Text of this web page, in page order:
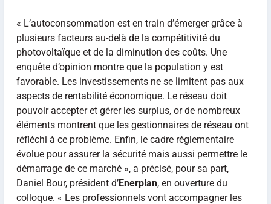
« L’autoconsommation est en train d’émerger grâce à
plusieurs facteurs au-delà de la compétitivité du
photovoltaïque et de la diminution des coûts. Une
enquête d’opinion montre que la population y est
favorable. Les investissements ne se limitent pas aux
aspects de rentabilité économique. Le réseau doit
pouvoir accepter et gérer les surplus, or de nombreux
éléments montrent que les gestionnaires de réseau ont
réfléchi à ce problème. Enfin, le cadre réglementaire
évolue pour assurer la sécurité mais aussi permettre le
démarrage de ce marché », a précisé, pour sa part,
Daniel Bour, président d’Enerplan, en ouverture du
colloque. « Les professionnels vont accompagner les